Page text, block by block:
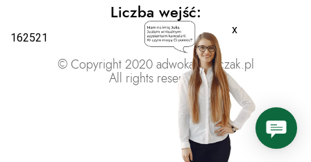
x
Liczba wejść:
162521
© Copyright 2020 adwokatratajczak.pl
All rights reserved